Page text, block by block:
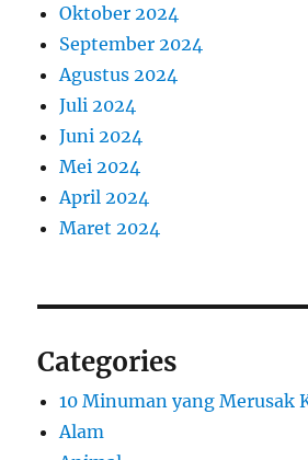
Oktober 2024
September 2024
Agustus 2024
Juli 2024
Juni 2024
Mei 2024
April 2024
Maret 2024
Categories
10 Minuman yang Merusak
Alam